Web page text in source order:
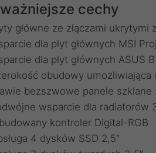
cechy
główne ze złączami
dla płyt głównych MSI
dla płyt głównych ASUS
obudowy umożliwiająca
bezszwowe panele szklane
wsparcie dla radiatorów
kontroler Digital-RGB
4 dysków SSD 2,5″